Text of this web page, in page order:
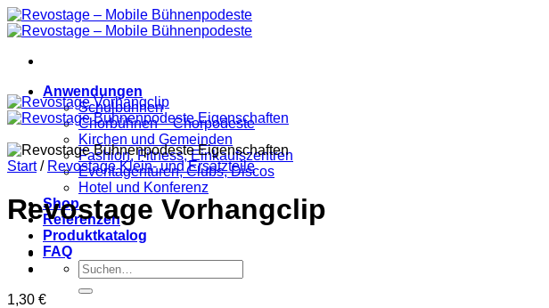
Zum
Inhalt
Anwendungen
Schulbühnen
Chorbühnen – Chorpodeste
Kirchen und Gemeinden
Fashion, Fitness, Einkaufszentren
Eventagenturen, Clubs, Discos
Hotel und Konferenz
Shop
Referenzen
Produktkatalog
FAQ
Suchen
nach:
Start / Revostage Klein- und Ersatzteile
Revostage Vorhangclip
1,30 €